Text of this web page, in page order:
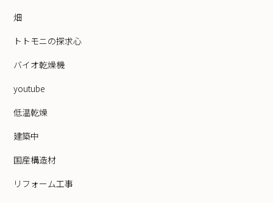
畑
トトモニの探求心
バイオ乾燥機
youtube
低温乾燥
建築中
国産構造材
リフォーム工事